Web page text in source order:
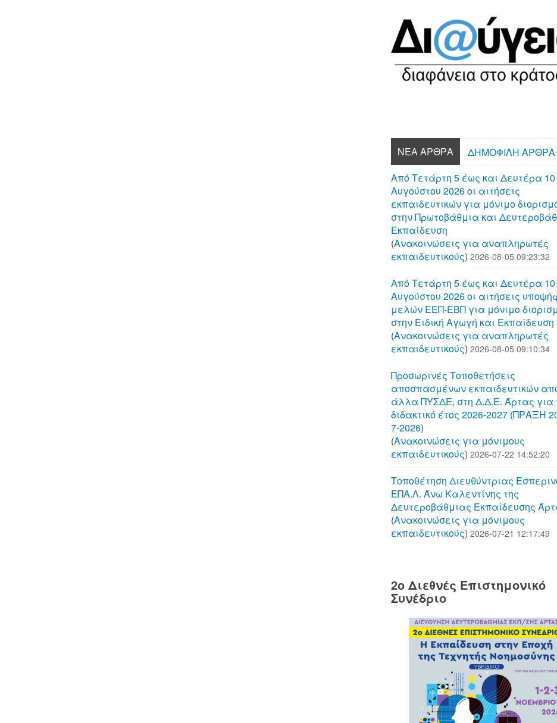
ΝΈΑ ΆΡΘΡΑ
ΔΗΜΟΦΙΛΉ ΆΡΘΡΑ
Από Τετάρτη 5 έως και Δευτέρα 10
Αυγούστου 2026 οι αιτήσεις
εκπαιδευτικών για μόνιμο
στην Πρωτοβάθμια και
Εκπαίδευση
(Aνακοινώσεις για αναπληρωτές
εκπαιδευτικούς) 2026-08-05 09:23:32
Από Τετάρτη 5 έως και Δευτέρα 10
Αυγούστου 2026 οι αιτήσεις
μελών ΕΕΠ-ΕΒΠ για μόνιμο
στην Ειδική Αγωγή και Εκπαίδευση
(Aνακοινώσεις για αναπληρωτές
εκπαιδευτικούς) 2026-08-05 09:10:34
Προσωρινές Τοποθετήσεις
αποσπασμένων εκπαιδευτικών
άλλα ΠΥΣΔΕ, στη Δ.Δ.Ε. Άρτας για
διδακτικό έτος 2026-2027 (ΠΡΑΞΗ
7-2026)
(Aνακοινώσεις για μόνιμους
εκπαιδευτικούς) 2026-07-22 14:52:20
Τοποθέτηση Διευθύντριας
ΕΠΑ.Λ. Άνω Καλεντίνης της
Δευτεροβάθμιας Εκπαίδευσης
(Aνακοινώσεις για μόνιμους
εκπαιδευτικούς) 2026-07-21 12:17:49
2o Διεθνές Επιστημονικό
Συνέδριο